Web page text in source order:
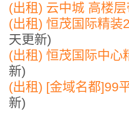
(出租) 云中城 高楼
(出租) 恒茂国际精装
天更新)
(出租) 恒茂国际中心
新)
(出租) [金域名都]99
新)